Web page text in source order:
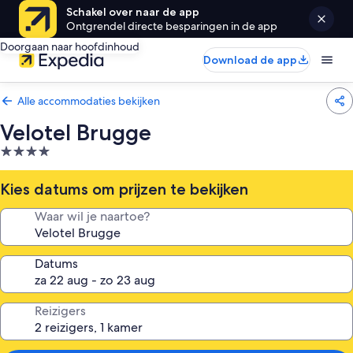
Schakel over naar de app
Ontgrendel directe besparingen in de app
Doorgaan naar hoofdinhoud
Download de app
Alle accommodaties bekijken
Velotel Brugge
4.0-
sterrenaccommodatie
Kies datums om prijzen te bekijken
Waar wil je naartoe?
Datums
Reizigers